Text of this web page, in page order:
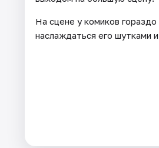
На сцене у комиков
наслаждаться его шутками